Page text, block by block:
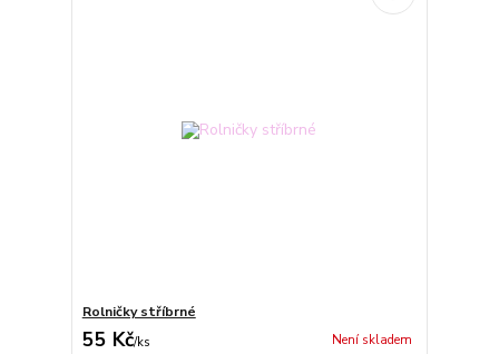
Rolničky stříbrné
55 Kč/ks Není skladem